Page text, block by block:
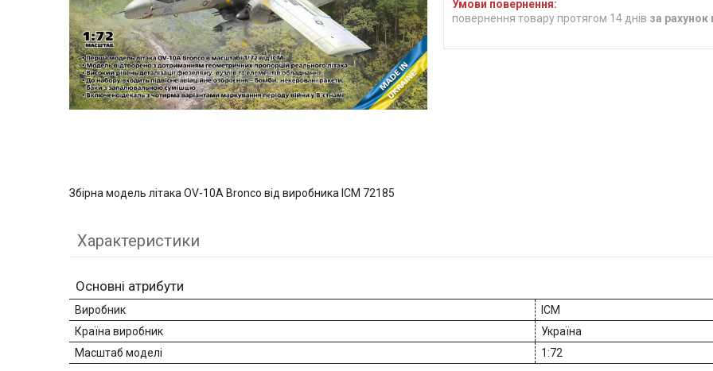
повернення товару протягом 14 днів за рахунок
Збірна модель літака OV-10А Bronco від виробника ICM 72185
Характеристики
Основні атрибути
Виробник
ICM
Країна виробник
Україна
Масштаб моделі
1:72